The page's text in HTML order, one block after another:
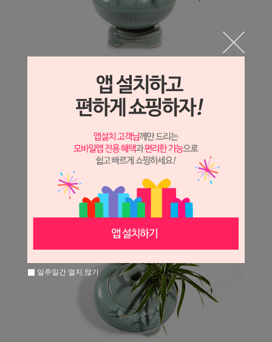
일주일간 열지 않기